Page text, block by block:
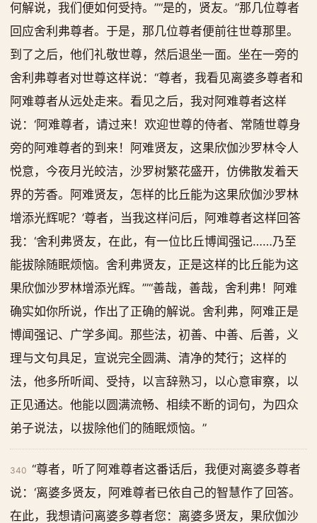
何解说，我们便如何受持。”“是的，贤友。”那几位尊者
回应舍利弗尊者。于是，那几位尊者便前往世尊那里。
到了之后，他们礼敬世尊，然后退坐一面。坐在一旁的
舍利弗尊者对世尊这样说：“尊者，我看见离婆多尊者和
阿难尊者从远处走来。看见之后，我对阿难尊者这样
说：‘阿难尊者，请过来！欢迎世尊的侍者、常随世尊身
旁的阿难尊者的到来！阿难贤友，这果欣伽沙罗林令人
悦意，今夜月光皎洁，沙罗树繁花盛开，仿佛散发着天
界的芳香。阿难贤友，怎样的比丘能为这果欣伽沙罗林
增添光辉呢？’尊者，当我这样问后，阿难尊者这样回答
我：‘舍利弗贤友，在此，有一位比丘博闻强记……乃至
能拔除随眠烦恼。舍利弗贤友，正是这样的比丘能为这
果欣伽沙罗林增添光辉。’”“善哉，善哉，舍利弗！阿难
确实如你所说，作出了正确的解说。舍利弗，阿难正是
博闻强记、广学多闻。那些法，初善、中善、后善，义
理与文句具足，宣说完全圆满、清净的梵行；这样的
法，他多所听闻、受持，以言辞熟习，以心意审察，以
正见通达。他能以圆满流畅、相续不断的词句，为四众
弟子说法，以拔除他们的随眠烦恼。”
340 “尊者，听了阿难尊者这番话后，我便对离婆多尊者
说：‘离婆多贤友，阿难尊者已依自己的智慧作了回答。
在此，我想请问离婆多尊者您：离婆多贤友，果欣伽沙